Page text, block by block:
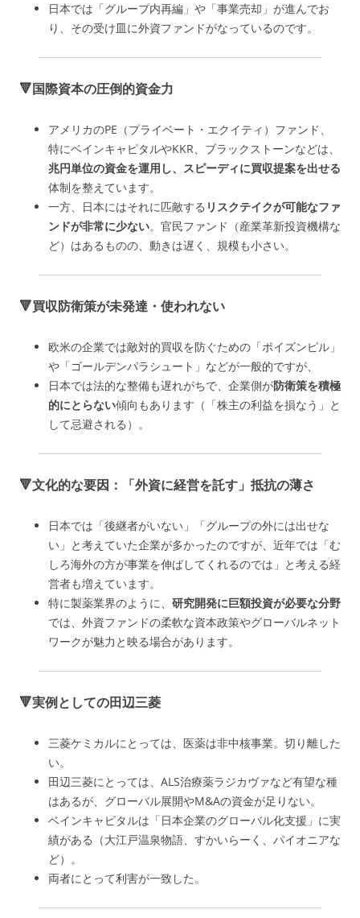
日本では「グループ内再編」や「事業売却」が進んでお
り、その受け皿に外資ファンドがなっているのです。
🔻国際資本の圧倒的資金力
アメリカのPE（プライベート・エクイティ）ファンド、
特にベインキャピタルやKKR、ブラックストーンなどは、
兆円単位の資金を運用し、スピーディに買収提案を出せる
体制を整えています。
一方、日本にはそれに匹敵する リスクテイクが可能なファ
ンドが非常に少ない。官民ファンド（産業革新投資機構な
ど）はあるものの、動きは遅く、規模も小さい。
🔻買収防衛策が未発達・使われない
欧米の企業では敵対的買収を防ぐための「ポイズンピル」
や「ゴールデンパラシュート」などが一般的ですが、
日本では法的な整備も遅れがちで、企業側が防衛策を積極
的にとらない傾向もあります（「株主の利益を損なう」と
して忌避される）。
🔻文化的な要因：「外資に経営を託す」抵抗の薄さ
日本では「後継者がいない」「グループの外には出せな
い」と考えていた企業が多かったのですが、近年では「む
しろ海外の方が事業を伸ばしてくれるのでは」と考える経
営者も増えています。
特に製薬業界のように、 研究開発に巨額投資が必要な分野
では、外資ファンドの柔軟な資本政策やグローバルネット
ワークが魅力と映る場合があります。
🔻実例としての田辺三菱
三菱ケミカルにとっては、医薬は非中核事業。切り離した
い。
田辺三菱にとっては、ALS治療薬ラジカヴァなど有望な種
はあるが、グローバル展開やM&Aの資金が足りない。
ベインキャピタルは「日本企業のグローバル化支援」に実
績がある（大江戸温泉物語、すかいらーく、パイオニアな
ど）。
両者にとって利害が一致した。